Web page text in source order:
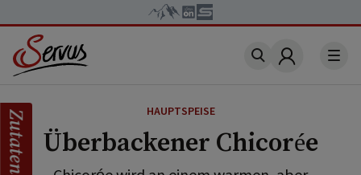
Account
HAUPTSPEISE
Überbackener Chicorée
Zutaten